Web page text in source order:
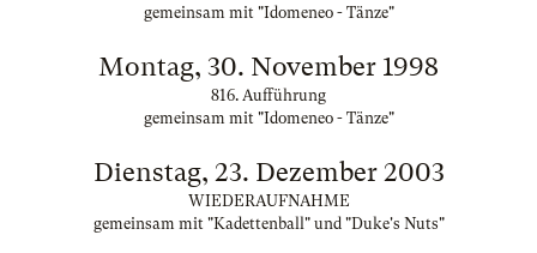
gemeinsam mit "Idomeneo - Tänze"
Montag, 30. November 1998
816. Aufführung
gemeinsam mit "Idomeneo - Tänze"
Dienstag, 23. Dezember 2003
WIEDERAUFNAHME
gemeinsam mit "Kadettenball" und "Duke's Nuts"